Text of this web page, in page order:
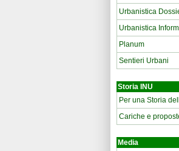
Urbanistica
Urbanistica
Planum
Sentieri Urbani
Storia INU
Per una Storia
Cariche e
Media